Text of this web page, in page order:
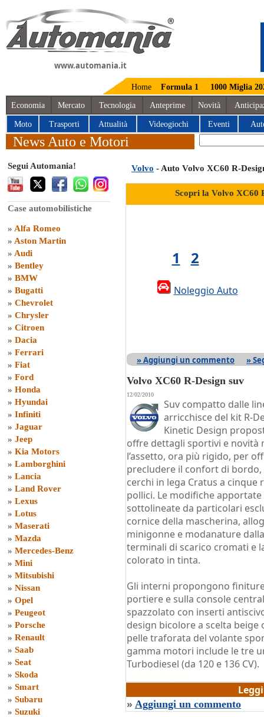
www.automania.it
Home Formula 1 1000 Miglia
Economia Mercato Tecnologia Anteprime Novità
Moto Trasporti Attualità Videogiochi Eventi
News Auto e Motori
Segui Automania!
Case automobilistiche
» Alfa Romeo
» Aston Martin
» Audi
» Bentley
» BMW
» Bugatti
» Chevrolet
» Chrysler
» Citroen
» Dacia
» Ferrari
» Fiat
» Ford
» Honda
» Hyundai
» Infiniti
» Jaguar
» Jeep
» Kia Motors
» Lamborghini
» Lancia
» Land Rover
» Lexus
» Lotus
» Maserati
» Mazda
» Mercedes-Benz
» Mini
» Mitsubishi
» Nissan
» Opel
» Peugeot
» Porsche
» Renault
» Saab
» Seat
» Skoda
» Smart
» Subaru
» Suzuki
Volvo - Auto Volvo XC60 R-
Scopri la Volvo XC60
1 2
Noleggio Auto
» Aggiungi un commento »
Volvo XC60 R-Design suv
12/02/2010
Suv compatto dalle
arricchisce del kit R-
Kinetic Design
offre dettagli sportivi e novità
l’assetto, ora più rigido, per
precludere il confort di
cerchi in lega Cratus a cinque
pollici. Le modifiche
sottolineate da particolari
cornice della mascherina,
minigonne e modanature
terminali di scarico cromati e
colorato in tinta.
Gli interni propongono
portiere e sulla console
spazzolato con inserti
design bicolore a scelta
pelle traforata del volante
gamma motori include le tre
Turbodiesel (da 120 e 136 CV).
» Aggiungi un commento